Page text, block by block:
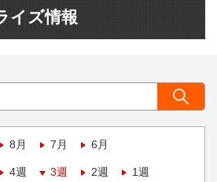
イズ情報
8月 7月 6月
4週 3週 2週 1週